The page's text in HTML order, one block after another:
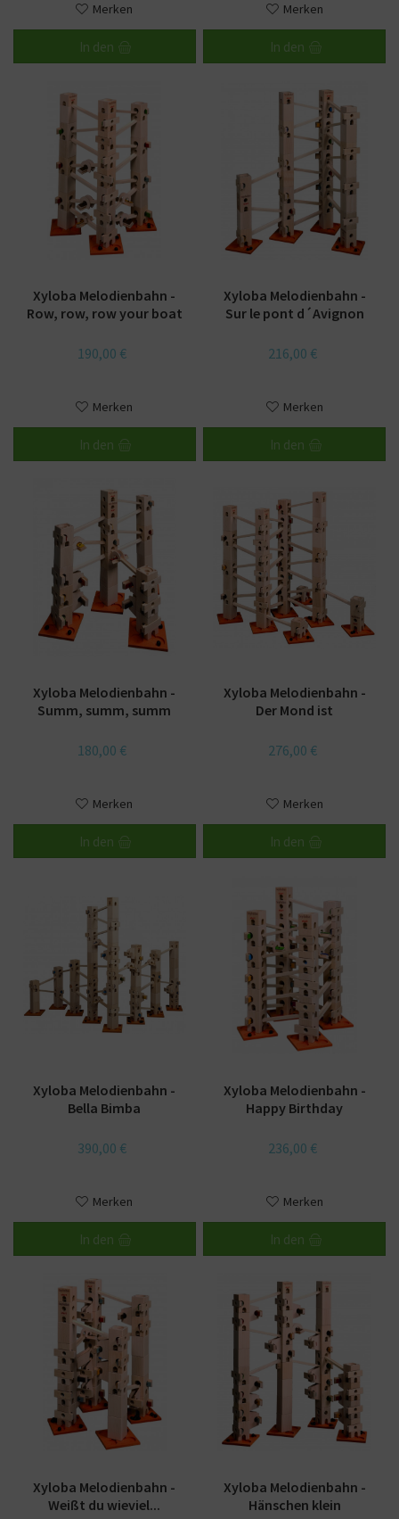
Merken
In den
Merken
In den
Xyloba Melodienbahn -
Row, row, row your boat
190,00 €
Merken
In den
Xyloba Melodienbahn -
Sur le pont d´Avignon
216,00 €
Merken
In den
Xyloba Melodienbahn -
Summ, summ, summ
180,00 €
Merken
In den
Xyloba Melodienbahn -
Der Mond ist
276,00 €
Merken
In den
Xyloba Melodienbahn -
Bella Bimba
390,00 €
Merken
In den
Xyloba Melodienbahn -
Happy Birthday
236,00 €
Merken
In den
Xyloba Melodienbahn -
Weißt du wieviel...
Xyloba Melodienbahn -
Hänschen klein